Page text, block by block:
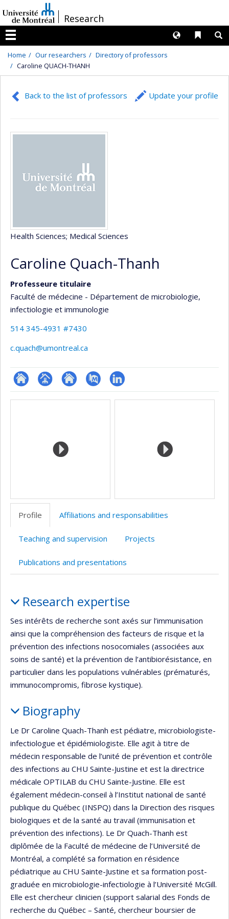
au
contenu
/Research
Menu
Liens
Langues
Home Our researchers
Directory of professors
Caroline QUACH-THANH
Back to the list of professors Update your profile
Health Sciences; Medical Sciences
Caroline Quach-Thanh
Professeure titulaire
Faculté de médecine - Département de microbiologie,
infectiologie et immunologie
514 345-4931 #7430
c.quach@umontreal.ca
ResearchGate
Page Site
de
recherche
PubMedLinkedIn
Media
Profile Affiliations and responsabilities
Teaching and supervision Projects
Publications and presentations
Research expertise
Ses intérêts de recherche sont axés sur l’immunisation
ainsi que la compréhension des facteurs de risque et la
prévention des infections nosocomiales (associées aux
soins de santé) et la prévention de l’antibiorésistance, en
particulier dans les populations vulnérables (prématurés,
immunocompromis, fibrose kystique).
Biography
Le Dr Caroline Quach-Thanh est pédiatre, microbiologiste-
infectiologue et épidémiologiste. Elle agit à titre de
médecin responsable de l’unité de prévention et contrôle
des infections au CHU Sainte-Justine et est la directrice
médicale OPTILAB du CHU Sainte-Justine. Elle est
également médecin-conseil à l’Institut national de santé
publique du Québec (INSPQ) dans la Direction des risques
biologiques et de la santé au travail (immunisation et
prévention des infections). Le Dr Quach-Thanh est
diplômée de la Faculté de médecine de l’Université de
Montréal, a complété sa formation en résidence
pédiatrique au CHU Sainte-Justine et sa formation post-
graduée en microbiologie-infectiologie à l’Université McGill.
Elle est chercheur clinicien (support salarial des Fonds de
recherche du Québec – Santé, chercheur boursier de